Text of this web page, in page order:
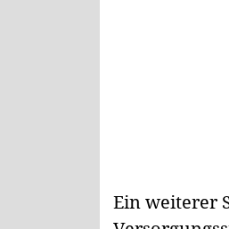
Ein weiterer